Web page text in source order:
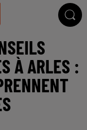
À ARLES :